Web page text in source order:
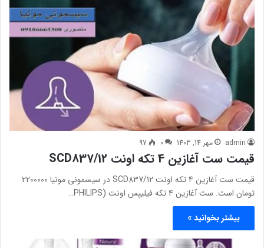
admin مهر 14, 1403 0
97
قیمت ست آغازین 4 تکه اونت SCD837/12
قیمت ست آغازین 4 تکه اونت SCD837/12 در سیسمونی مونیا 2200000
تومان است. ست آغازین ۴ تکه فیلیپس اونت (PHILIPS…
بیشتر بخوانید »